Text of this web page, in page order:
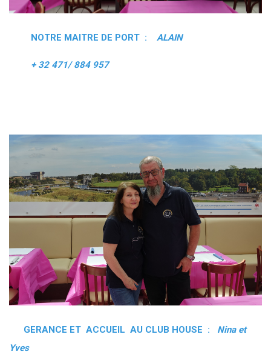
NOTRE MAITRE DE PORT : ALAIN
+ 32 471/ 884 957
GERANCE ET ACCUEIL AU CLUB HOUSE :
Nina et
Yves